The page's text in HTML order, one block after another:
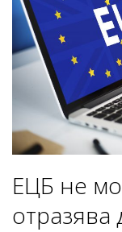
ЕЦБ не